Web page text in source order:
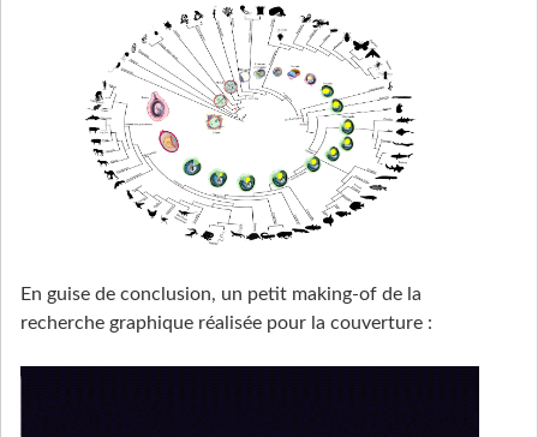
En guise de conclusion, un petit making-of de la
recherche graphique réalisée pour la couverture :